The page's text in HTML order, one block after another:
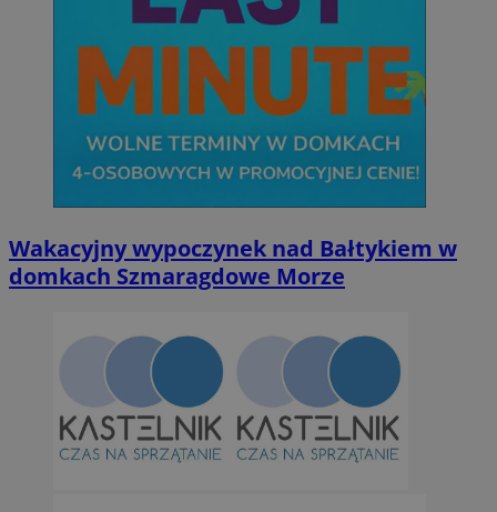
Wakacyjny wypoczynek nad Bałtykiem w
domkach Szmaragdowe Morze